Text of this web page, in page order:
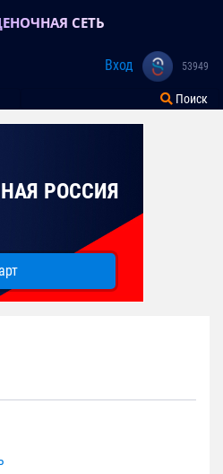
СЕТЬ
Вход 53949
Поиск
РОССИЯ